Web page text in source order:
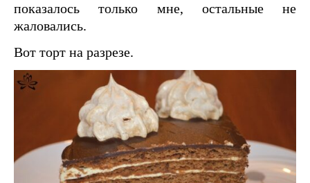
показалось только мне, остальные не
жаловались.
Вот торт на разрезе.